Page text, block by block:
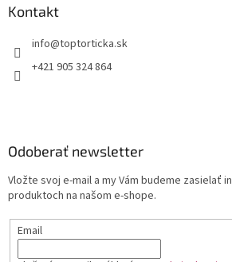
Kontakt
+421 905 324 864
Odoberať newsletter
Vložte svoj e-mail a my Vám budeme zasielať
produktoch na našom e-shope.
Email